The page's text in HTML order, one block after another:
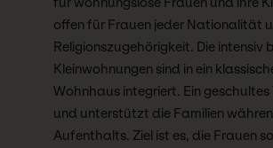
offen für Frauen jeder Nationalität
Religionszugehörigkeit. Die intensiv
Kleinwohnungen sind in ein
Wohnhaus integriert. Ein
und unterstützt die Familien
Aufenthalts. Ziel ist es, die Frauen